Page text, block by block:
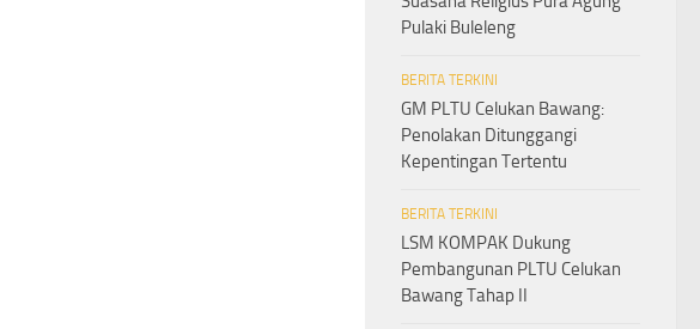
Pulaki Buleleng
BERITA TERKINI
GM PLTU Celukan Bawang:
Penolakan Ditunggangi
Kepentingan Tertentu
BERITA TERKINI
LSM KOMPAK Dukung
Pembangunan PLTU Celukan
Bawang Tahap II